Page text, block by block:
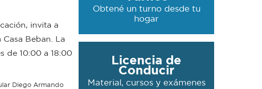
invita a
Beban. La
de 10:00 a 18:00
Diego Armando
Obtené un turno desde tu
hogar
Licencia de
Conducir
Material, cursos y exámenes